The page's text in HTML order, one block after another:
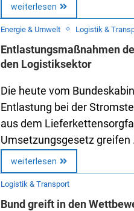
weiterlesen
Energie & Umwelt Logistik &
Entlastungsmaßnahmen
den Logistiksektor
Die heute vom
Entlastung bei der
aus dem
Umsetzungsgesetz greifen
weiterlesen
Logistik & Transport
Bund greift in den